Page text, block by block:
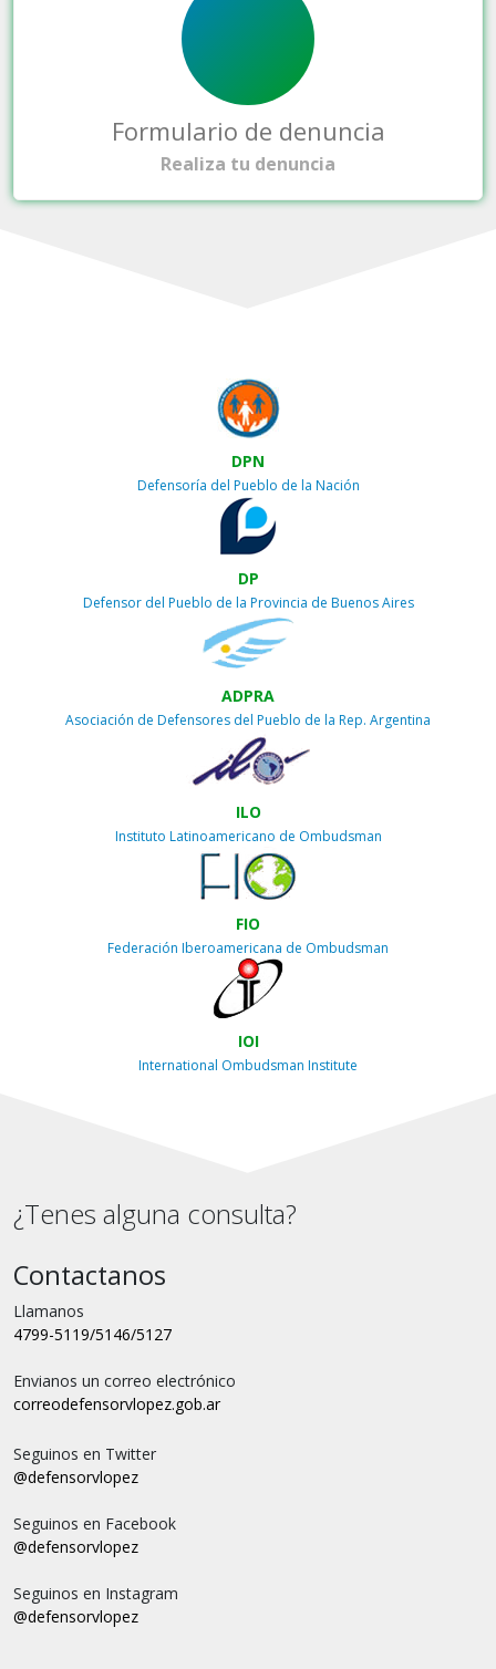
Formulario de denuncia
Realiza tu denuncia
DPN
Defensoría del Pueblo de la Nación
DP
Defensor del Pueblo de la Provincia de Buenos Aires
ADPRA
Asociación de Defensores del Pueblo de la Rep. Argentina
ILO
Instituto Latinoamericano de Ombudsman
FIO
Federación Iberoamericana de Ombudsman
IOI
International Ombudsman Institute
¿Tenes alguna consulta?
Contactanos
Llamanos
4799-5119/5146/5127
Envianos un correo electrónico
correodefensorvlopez.gob.ar
Seguinos en Twitter
@defensorvlopez
Seguinos en Facebook
@defensorvlopez
Seguinos en Instagram
@defensorvlopez